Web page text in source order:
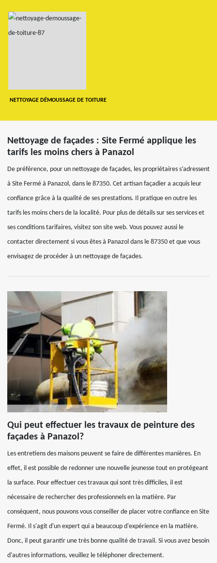
NETTOYAGE DÉMOUSSAGE DE TOITURE
Nettoyage de façades : Site Fermé applique les
tarifs les moins chers à Panazol
De préférence, pour un nettoyage de façades, les propriétaires s’adressent
à Site Fermé à Panazol, dans le 87350. Cet artisan façadier a acquis leur
confiance grâce à la qualité de ses prestations. Il pratique en outre les
tarifs les moins chers de la localité. Pour plus de détails sur ses services et
ses conditions tarifaires, visitez son site web. Vous pouvez aussi le
contacter directement si vous êtes à Panazol dans le 87350 et que vous
envisagez de procéder à un nettoyage de façades.
Qui peut effectuer les travaux de peinture des
façades à Panazol?
Les entretiens des maisons peuvent se faire de différentes manières. En
effet, il est possible de redonner une nouvelle jeunesse tout en protégeant
la surface. Pour effectuer ces travaux qui sont très difficiles, il est
nécessaire de rechercher des professionnels en la matière. Par
conséquent, nous pouvons vous conseiller de placer votre confiance en Site
Fermé. Il s'agit d'un expert qui a beaucoup d'expérience en la matière.
Donc, il peut garantir une très bonne qualité de travail. Si vous avez besoin
d'autres informations, veuillez le téléphoner directement.